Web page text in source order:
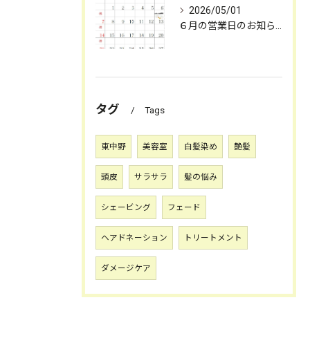
2026/05/01
タグ Tags
東中野 美容室 白髪染め 艶髪
頭皮 サラサラ 髪の悩み
シェービング フェード
ヘアドネーション トリートメント
ダメージケア